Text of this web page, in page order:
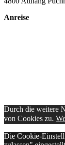
Anreise
Durch die weitere
von Cookies zu.
Die Cookie-